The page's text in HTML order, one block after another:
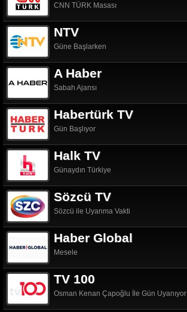
CNN TÜRK Masası
NTV
Güne Başlarken
A Haber
Sabah Ajansı
Habertürk TV
Gün Başlıyor
Halk TV
Günaydın Türkiye
Sözcü TV
Sözcü ile Uyanma Vakti
Haber Global
Mesele
TV 100
Osman Kenan Çapoğlu İle Gün Uyanıyor